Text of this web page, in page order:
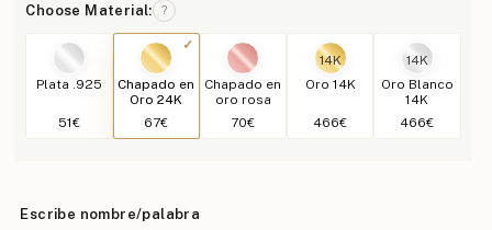
Choose Material: ?
Plata .925
51€
Chapado en
Oro 24K
67€
Chapado en
oro rosa
70€
14K
Oro 14K
466€
14K
Oro Blanco
14K
466€
Escribe nombre/palabra